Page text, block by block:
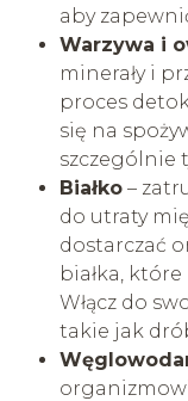
aby
Warzywa i
minerały i
proces
się na
szczególnie
Białko–
do utraty
dostarczać
białka,
Włącz do
takie jak